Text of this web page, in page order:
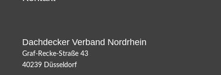
Dachdecker Verband Nordrhein
Graf-Recke-Straße 43
40239 Düsseldorf